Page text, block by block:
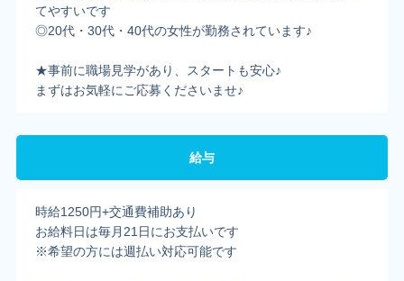
てやすいです
◎20代・30代・40代の女性が勤務されています♪
★事前に職場見学があり、スタートも安心♪
まずはお気軽にご応募くださいませ♪
給与
時給1250円+交通費補助あり
お給料日は毎月21日にお支払いです
※希望の方には週払い対応可能です